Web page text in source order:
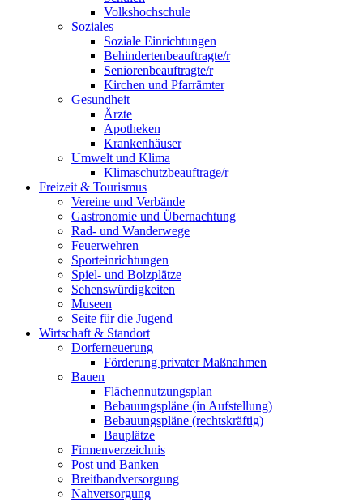
Volkshochschule
Soziales
Soziale Einrichtungen
Behindertenbeauftragte/r
Seniorenbeauftragte/r
Kirchen und Pfarrämter
Gesundheit
Ärzte
Apotheken
Krankenhäuser
Umwelt und Klima
Klimaschutzbeauftrage/r
Freizeit & Tourismus
Vereine und Verbände
Gastronomie und Übernachtung
Rad- und Wanderwege
Feuerwehren
Sporteinrichtungen
Spiel- und Bolzplätze
Sehenswürdigkeiten
Museen
Seite für die Jugend
Wirtschaft & Standort
Dorferneuerung
Förderung privater Maßnahmen
Bauen
Flächennutzungsplan
Bebauungspläne (in Aufstellung)
Bebauungspläne (rechtskräftig)
Bauplätze
Firmenverzeichnis
Post und Banken
Breitbandversorgung
Nahversorgung